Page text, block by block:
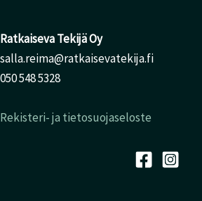
Ratkaiseva Tekijä Oy
salla.reima@ratkaisevatekija.fi
050 548 5328
Rekisteri- ja tietosuojaseloste